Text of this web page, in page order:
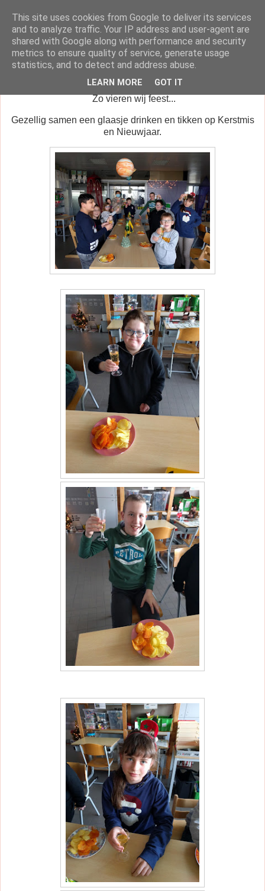
klasblog van juf Dorien
Zo vieren wij feest...
Gezellig samen een glaasje drinken en tikken op Kerstmis
en Nieuwjaar.
This site uses cookies from Google to deliver its services
and to analyze traffic. Your IP address and user-agent are
shared with Google along with performance and security
metrics to ensure quality of service, generate usage
statistics, and to detect and address abuse.
LEARN MORE GOT IT